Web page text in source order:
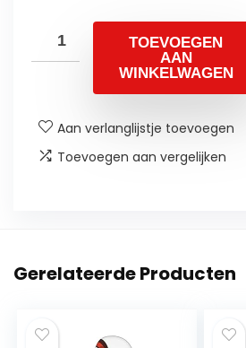
TOEVOEGEN
AAN
WINKELWAGEN
Aan verlanglijstje toevoegen
Toevoegen aan vergelijken
Gerelateerde Producten